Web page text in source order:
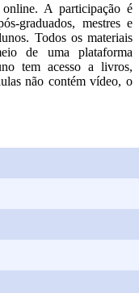
A participação é
graduados, mestres e
Todos os materiais
de uma plataforma
tem acesso a livros,
não contém vídeo, o